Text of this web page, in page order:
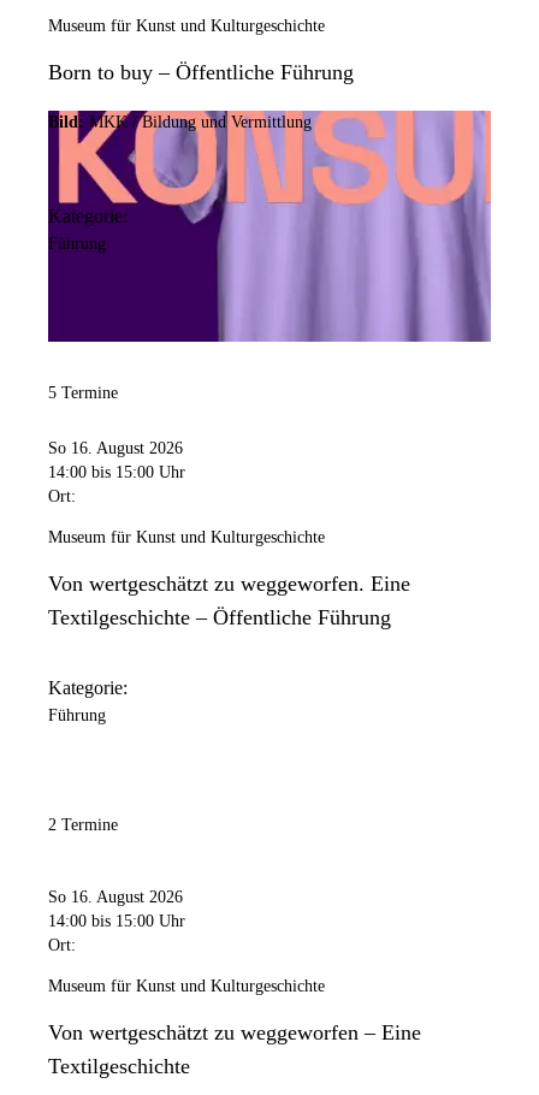
Museum für Kunst und Kulturgeschichte
Born to buy – Öffentliche Führung
Bild: MKK / Bildung und Vermittlung
Kategorie:
Führung
5 Termine
So 16. August 2026
14:00 bis 15:00 Uhr
Ort:
Museum für Kunst und Kulturgeschichte
Von wertgeschätzt zu weggeworfen. Eine
Textilgeschichte – Öffentliche Führung
Kategorie:
Führung
2 Termine
So 16. August 2026
14:00 bis 15:00 Uhr
Ort:
Museum für Kunst und Kulturgeschichte
Von wertgeschätzt zu weggeworfen – Eine
Textilgeschichte